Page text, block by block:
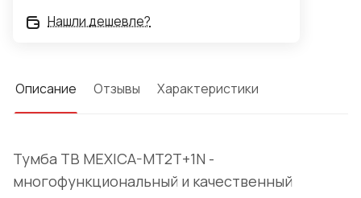
Нашли дешевле?
Описание Отзывы Характеристики
Тумба ТВ MEXICA-MT2T+1N -
многофункциональный и качественный